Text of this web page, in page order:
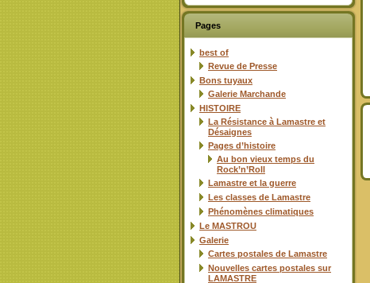
Pages
best of
Revue de Presse
Bons tuyaux
Galerie Marchande
HISTOIRE
La Résistance à Lamastre et
Désaignes
Pages d’histoire
Au bon vieux temps du
Rock’n’Roll
Lamastre et la guerre
Les classes de Lamastre
Phénomènes climatiques
Le MASTROU
Galerie
Cartes postales de Lamastre
Nouvelles cartes postales sur
LAMASTRE